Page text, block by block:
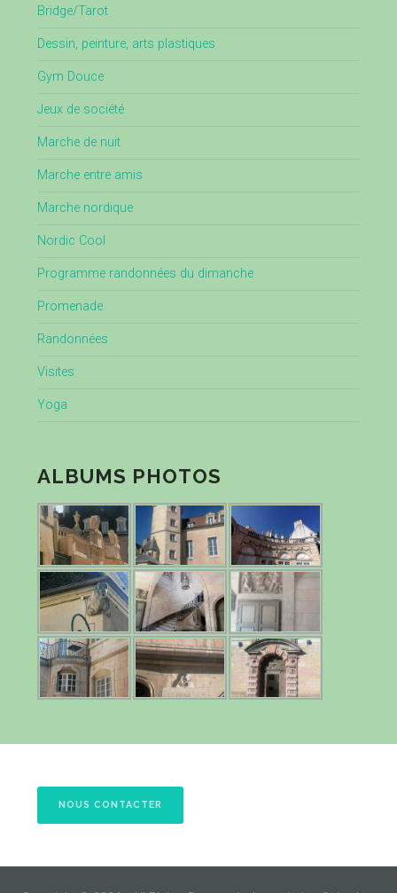
Bridge/Tarot
Dessin, peinture, arts plastiques
Gym Douce
Jeux de société
Marche de nuit
Marche entre amis
Marche nordique
Nordic Cool
Programme randonnées du dimanche
Promenade
Randonnées
Visites
Yoga
ALBUMS PHOTOS
NOUS CONTACTER